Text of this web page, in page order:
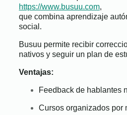
https://www.busuu.com,
que combina aprendizaje
social.
Busuu permite recibir
nativos y seguir un plan de
Ventajas:
Feedback de hablantes
Cursos organizados por